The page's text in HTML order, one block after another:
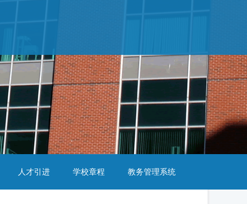
人才引进 学校章程 教务管理系统